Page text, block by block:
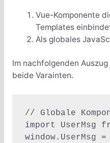
Vue-Komponente
Templates
Als globales
Im nachfolgenden
beide Varainten.
// Globale
import UserMsg
window.UserMsg =